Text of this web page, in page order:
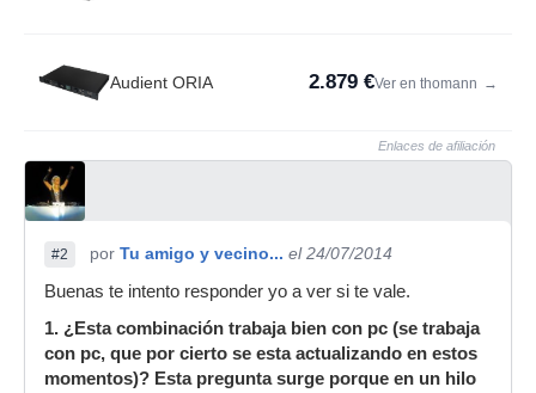
Audient ORIA 2.879 €Ver en thomann →
Enlaces de afiliación
#2 por Tu amigo y vecino... el 24/07/2014
Buenas te intento responder yo a ver si te vale.
1. ¿Esta combinación trabaja bien con pc (se trabaja
con pc, que por cierto se esta actualizando en estos
momentos)? Esta pregunta surge porque en un hilo